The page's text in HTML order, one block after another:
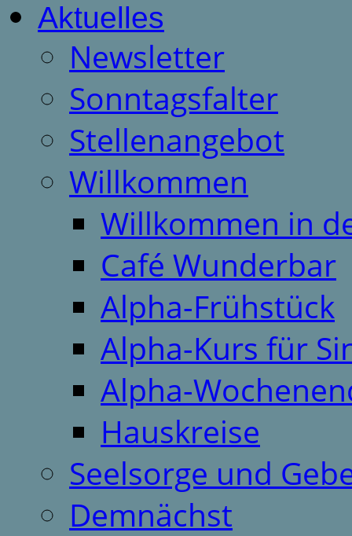
Aktuelles
Newsletter
Sonntagsfalter
Stellenangebot
Willkommen
Willkommen in
Café Wunderbar
Alpha-Frühstück
Alpha-Kurs für
Alpha-
Hauskreise
Seelsorge und
Demnächst